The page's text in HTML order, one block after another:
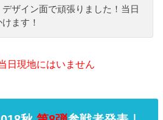
ザイン面で頑張りました！当日
ます！
日現地にはいません